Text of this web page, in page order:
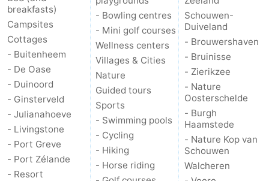
Hof
van
Haamstede
Schouwse
Valleien
-
Soeten
Haert
-
Wijde
Blick
Zeeland
Village
Zeeuwse
Kust
-
Zonnedorp
-
’t
Hotels
breakfasts)
Campsites
Cottages
- Buitenheem
- De Oase
- Duinoord
- Ginsterveld
- Julianahoeve
- Livingstone
- Port Greve
- Port Zélande
- Resort
- Bowling centres
- Mini golf courses
Wellness centers
Villages & Cities
Nature
Guided tours
Sports
- Swimming pools
- Cycling
- Hiking
- Horse riding
Schouwen-
Duiveland
- Brouwershaven
- Bruinisse
- Zierikzee
- Nature
Oosterschelde
- Burgh
Haamstede
- Nature Kop van
Schouwen
Walcheren